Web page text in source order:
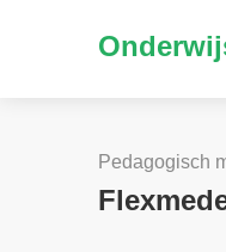
Pedagogisch